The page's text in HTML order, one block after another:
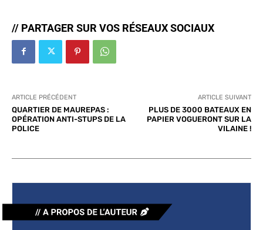
// PARTAGER SUR VOS RÉSEAUX SOCIAUX
ARTICLE PRÉCÉDENT
QUARTIER DE MAUREPAS :
OPÉRATION ANTI-STUPS DE LA
POLICE
ARTICLE SUIVANT
PLUS DE 3000 BATEAUX EN
PAPIER VOGUERONT SUR LA
VILAINE !